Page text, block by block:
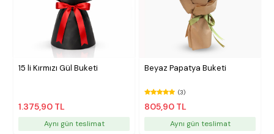
15 li Kırmızı Gül Buketi
1.375,90 TL
Aynı gün teslimat
Beyaz Papatya Buketi
(3)
805,90 TL
Aynı gün teslimat